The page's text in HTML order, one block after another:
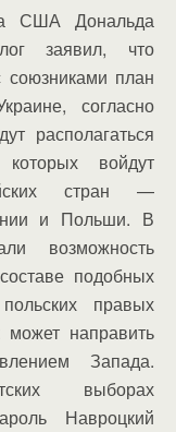
США Дональда
заявил, что
план
согласно
располагаться
войдут
стран —
и Польши. В
возможность
подобных
правых
может направить
Запада.
выборах
Навроцкий